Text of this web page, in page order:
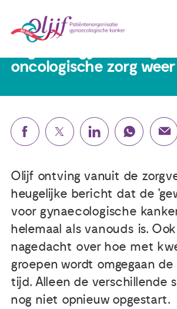
Nieuws
Agenda
Publicaties
Lotgenoten
Leven met/na kanker
Steun ons
14 mei 2020
oncologische zorg
Olijf ontving vanuit de
heugelijke bericht dat de
voor gynaecologische
helemaal als vanouds is.
nagedacht over hoe met
groepen wordt omgegaan
tijd. Alleen de verschillende
nog niet opnieuw opgestart.